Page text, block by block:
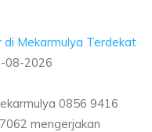
Mekarmulya Terdekat
08-2026
0856 9416
mengerjakan